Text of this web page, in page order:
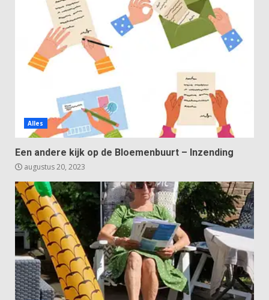
Alles
Een andere kijk op de Bloemenbuurt – Inzending
augustus 20, 2023